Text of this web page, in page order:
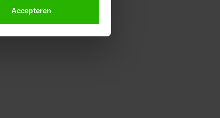
altijd wijzigen of
Accepteren